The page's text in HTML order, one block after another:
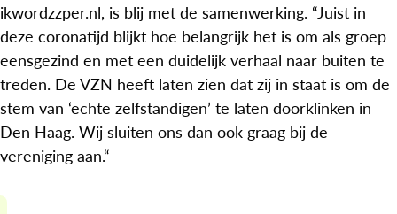
ikwordzzper.nl, is blij met de samenwerking. “Juist in
deze coronatijd blijkt hoe belangrijk het is om als groep
eensgezind en met een duidelijk verhaal naar buiten te
treden. De VZN heeft laten zien dat zij in staat is om de
stem van ‘echte zelfstandigen’ te laten doorklinken in
Den Haag. Wij sluiten ons dan ook graag bij de
vereniging aan.“